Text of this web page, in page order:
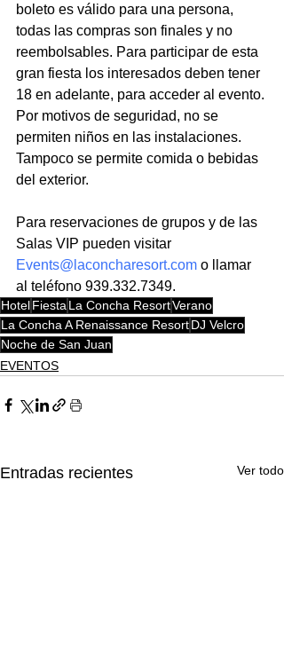
boleto es válido para una persona,
todas las compras son finales y no
reembolsables. Para participar de esta
gran fiesta los interesados deben tener
18 en adelante, para acceder al evento.
Por motivos de seguridad, no se
permiten niños en las instalaciones.
Tampoco se permite comida o bebidas
del exterior.
Para reservaciones de grupos y de las
Salas VIP pueden visitar
Events@laconcharesort.com o llamar
al teléfono 939.332.7349.
HotelFiesta La Concha ResortVerano
La Concha A Renaissance ResortDJ Velcro
Noche de San Juan
EVENTOS
Entradas recientes Ver todo